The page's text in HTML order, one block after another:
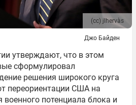
(сс) jlhervàs
Джо Байден
утверждают, что в этом
сформулировал
решения широкого круга
переориентации США на
потенциала блока и